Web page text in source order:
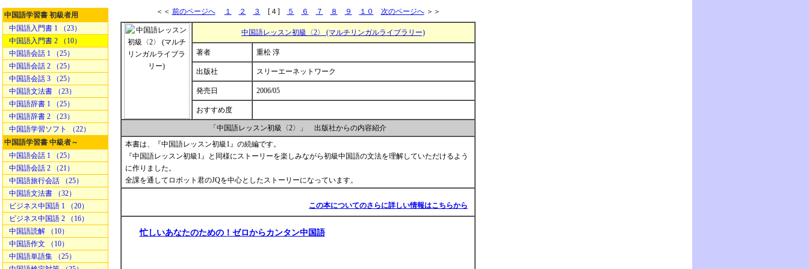
中国語学習書 初級者用
中国語入門書 1 （23）
中国語入門書 2 （10）
中国語会話 1 （25）
中国語会話 2 （25）
中国語会話 3 （25）
中国語文法書 （23）
中国語辞書 1 （25）
中国語辞書 2 （23）
中国語学習ソフト （22）
中国語学習書 中級者～
中国語会話 1 （25）
中国語会話 2 （21）
中国語旅行会話 （25）
中国語文法書 （32）
ビジネス中国語 1 （20）
ビジネス中国語 2 （16）
中国語読解 （10）
中国語作文 （10）
中国語単語集 （25）
＜＜ 前のページへ １ ２ ３ [４] ５ ６ ７ ８ ９ １０ 次のページへ＞＞
中国語レッスン初級〈2〉 (マルチリンガルライブラリー)
著者 重松 淳
出版社 スリーエーネットワーク
発売日 2006/05
おすすめ度
「中国語レッスン初級〈2〉」 出版社からの内容紹介
本書は、『中国語レッスン初級1』の続編です。
『中国語レッスン初級1』と同様にストーリーを楽しみながら初級中国語の文法を理解していただけるよう
に作りました。
全課を通してロボット君のJQを中心としたストーリーになっています。
この本についてのさらに詳しい情報はこちらから
忙しいあなたのための！ゼロからカンタン中国語